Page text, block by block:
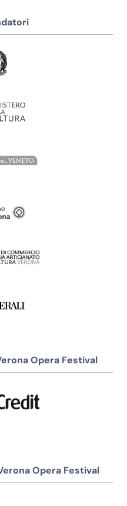
Opera Festival
Opera Festival